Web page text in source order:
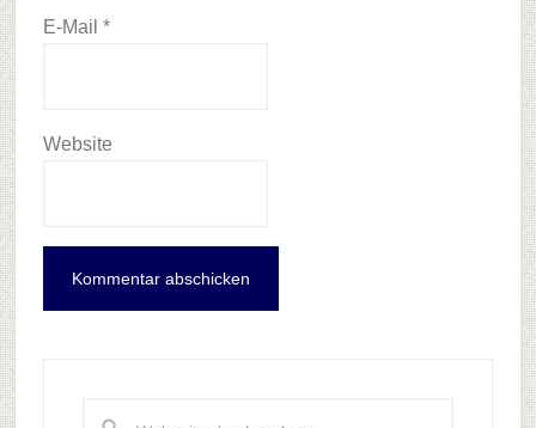
E-Mail *
Website